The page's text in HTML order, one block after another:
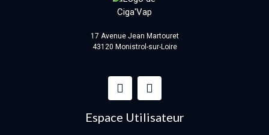
17 Avenue Jean Martouret
43120 Monistrol-sur-Loire
Espace Utilisateur